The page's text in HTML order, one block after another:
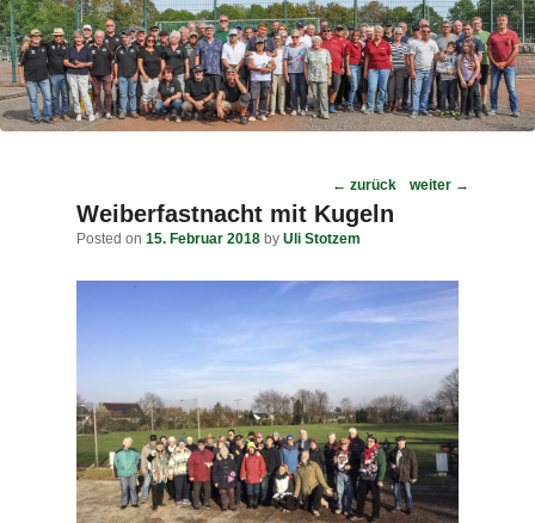
Post
navigation
← zurück weiter →
Weiberfastnacht mit Kugeln
Posted on 15. Februar 2018 by Uli Stotzem